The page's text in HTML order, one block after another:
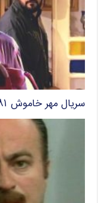
سریال مهر خاموش ۱۳۸۱